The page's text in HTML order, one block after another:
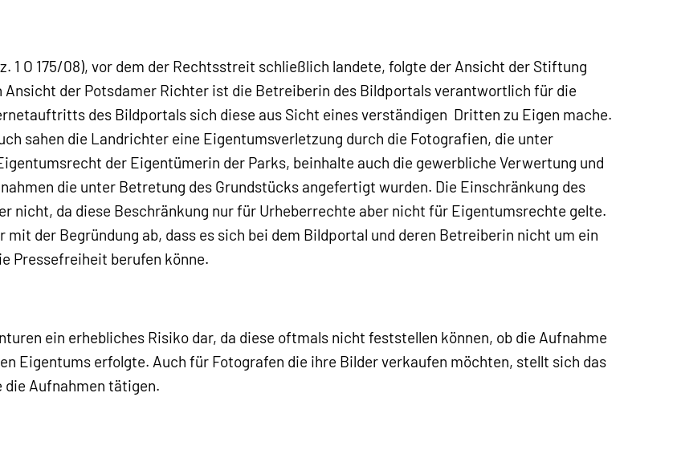
1 O 175/08), vor dem der Rechtsstreit schließlich landete, folgte der Ansicht der Stiftung
der Potsdamer Richter ist die Betreiberin des Bildportals verantwortlich für die
des Bildportals sich diese aus Sicht eines verständigen Dritten zu Eigen mache.
sahen die Landrichter eine Eigentumsverletzung durch die Fotografien, die unter
der Eigentümerin der Parks, beinhalte auch die gewerbliche Verwertung und
die unter Betretung des Grundstücks angefertigt wurden. Die Einschränkung des
nicht, da diese Beschränkung nur für Urheberrechte aber nicht für Eigentumsrechte gelte.
der Begründung ab, dass es sich bei dem Bildportal und deren Betreiberin nicht um ein
Pressefreiheit berufen könne.
ein erhebliches Risiko dar, da diese oftmals nicht feststellen können, ob die Aufnahme
Eigentums erfolgte. Auch für Fotografen die ihre Bilder verkaufen möchten, stellt sich das
die Aufnahmen tätigen.